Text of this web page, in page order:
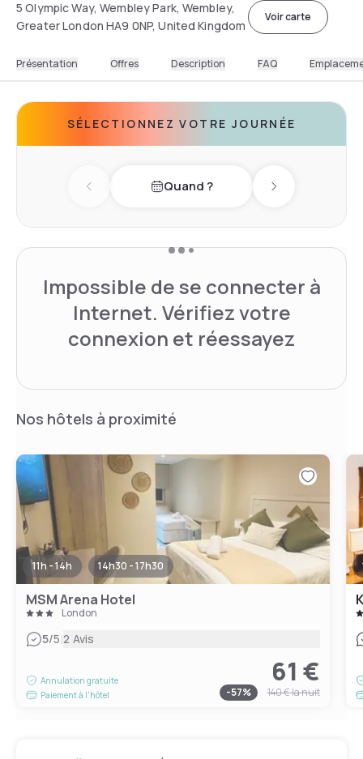
5 Olympic Way, Wembley Park, Wembley,
Greater London HA9 0NP, United Kingdom
Voir carte
Présentation Offres Description FAQ
SÉLECTIONNEZ VOTRE JOURNÉE
Previous dayQuand ? Next day
Impossible de se connecter à
Internet. Vérifiez votre
connexion et réessayez
Nos hôtels à proximité
11h - 14h 14h30 - 17h30
MSM Arena Hotel
London
5/5|2 Avis
Annulation gratuite
Paiement à l'hôtel
61 €
-57% 140 €la nuit